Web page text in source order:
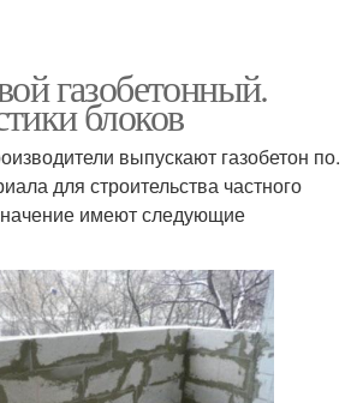
газобетонный.
блоков
выпускают газобетон по.
для строительства частного
имеют следующие